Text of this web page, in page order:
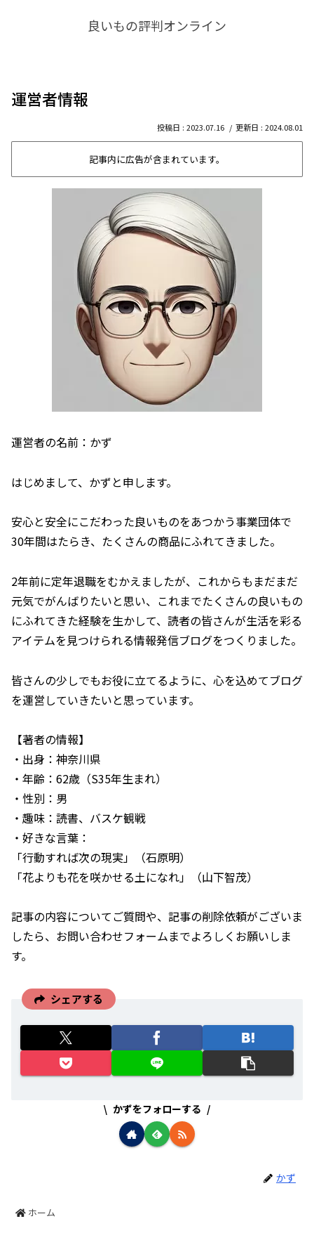
良いもの評判オンライン
運営者情報
2023.07.16 2024.08.01
記事内に広告が含まれています。
運営者の名前：かず
はじめまして、かずと申します。
安心と安全にこだわった良いものをあつかう事業団体で
30年間はたらき、たくさんの商品にふれてきました。
2年前に定年退職をむかえましたが、これからもまだまだ
元気でがんばりたいと思い、これまでたくさんの良いもの
にふれてきた経験を生かして、読者の皆さんが生活を彩る
アイテムを見つけられる情報発信ブログをつくりました。
皆さんの少しでもお役に立てるように、心を込めてブログ
を運営していきたいと思っています。
【著者の情報】
・出身：神奈川県
・年齢：62歳（S35年生まれ）
・性別：男
・趣味：読書、バスケ観戦
・好きな言葉：
「行動すれば次の現実」（石原明）
「花よりも花を咲かせる土になれ」（山下智茂）
記事の内容についてご質問や、記事の削除依頼がございま
したら、お問い合わせフォームまでよろしくお願いしま
す。
シェアする
かずをフォローする
かず
ホーム